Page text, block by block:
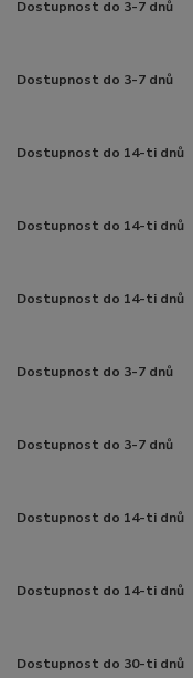
Dostupnost do 3-7 dnů
Dostupnost do 3-7 dnů
Dostupnost do 14-ti dnů
Dostupnost do 14-ti dnů
Dostupnost do 14-ti dnů
Dostupnost do 3-7 dnů
Dostupnost do 3-7 dnů
Dostupnost do 14-ti dnů
Dostupnost do 14-ti dnů
Dostupnost do 30-ti dnů